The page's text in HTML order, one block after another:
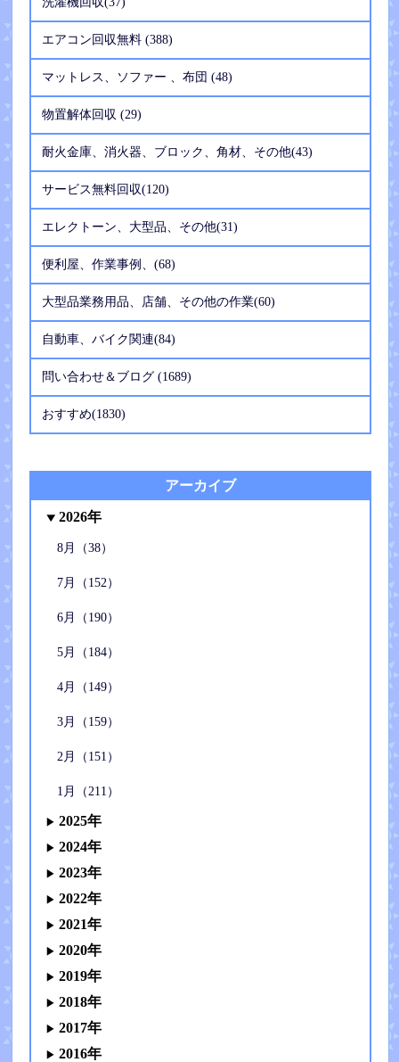
エアコン回収無料 (388)
マットレス、ソファー 、布団 (48)
物置解体回収 (29)
耐火金庫、消火器、ブロック、角材、その他(43)
サービス無料回収(120)
エレクトーン、大型品、その他(31)
便利屋、作業事例、(68)
大型品業務用品、店舗、その他の作業(60)
自動車、バイク関連(84)
問い合わせ＆ブログ (1689)
おすすめ(1830)
アーカイブ
2026年
8月（38）
7月（152）
6月（190）
5月（184）
4月（149）
3月（159）
2月（151）
1月（211）
2025年
2024年
2023年
2022年
2021年
2020年
2019年
2018年
2017年
2016年